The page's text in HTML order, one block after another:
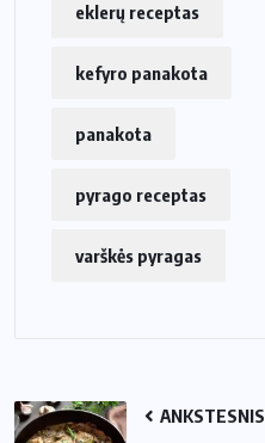
eklerų receptas
kefyro panakota
panakota
pyrago receptas
varškės pyragas
ANKSTESNIS